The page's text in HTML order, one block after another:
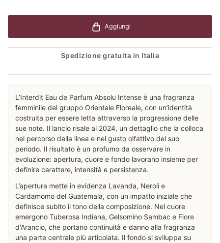
Aggiungi
Spedizione gratuita in Italia
L’Interdit Eau de Parfum Absolu Intense è una fragranza
femminile del gruppo Orientale Floreale, con un’identità
costruita per essere letta attraverso la progressione delle
sue note. Il lancio risale al 2024, un dettaglio che la colloca
nel percorso della linea e nel gusto olfattivo del suo
periodo. Il risultato è un profumo da osservare in
evoluzione: apertura, cuore e fondo lavorano insieme per
definire carattere, intensità e persistenza.
L’apertura mette in evidenza Lavanda, Neroli e
Cardamomo del Guatemala, con un impatto iniziale che
definisce subito il tono della composizione. Nel cuore
emergono Tuberosa Indiana, Gelsomino Sambac e Fiore
d'Arancio, che portano continuità e danno alla fragranza
una parte centrale più articolata. Il fondo si sviluppa su